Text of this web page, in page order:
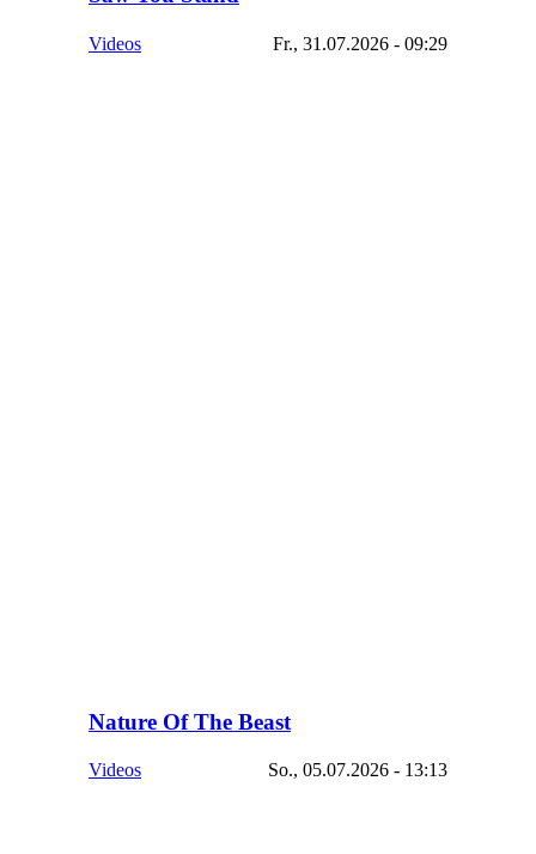
Videos Fr., 31.07.2026 - 09:29
Nature Of The Beast
Videos So., 05.07.2026 - 13:13